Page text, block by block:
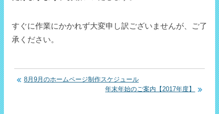
すぐに作業にかかれず大変申し訳ございませんが、ご了
承ください。
8月9月のホームページ制作スケジュール
年末年始のご案内【2017年度】